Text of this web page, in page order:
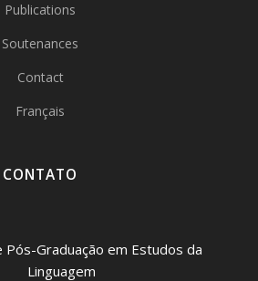
Publications
Soutenances
Contact
Français
CONTATO
Pós-Graduação em Estudos da
Linguagem